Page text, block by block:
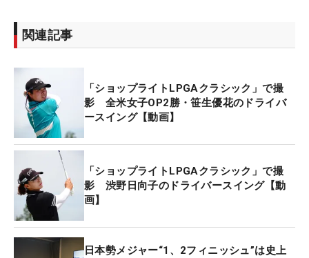
ないラウンドで元気な様子を見せている。
した渋野は、「私にとって、優花は頼りになる部分
がありすぎる。こうやって一緒に練習ラウンドをさ
せてもらうことは今までもあったし、これからもあ
ると思う。お願いすることもあるだろうし…ちょこ
ちょこついていきたいな（笑）」と、2度目の全米
制覇を果たした“後輩”について話す。
一方、「（先週の）結果は関係なくラウンドして、
先輩・後輩が一緒に回ってる感じですね」という笹
生も、「仲がいい選手がいるのはいいこと。渋野さ
関連記事
「ショップライトLPGAクラシック」で撮
影 全米女子OP2勝・笹生優花のドライバ
ースイング【動画】
「ショップライトLPGAクラシック」で撮
影 渋野日向子のドライバースイング【動
画】
日本勢メジャー“1、2フィニッシュ”は史上